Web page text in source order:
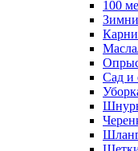
100
Сад и